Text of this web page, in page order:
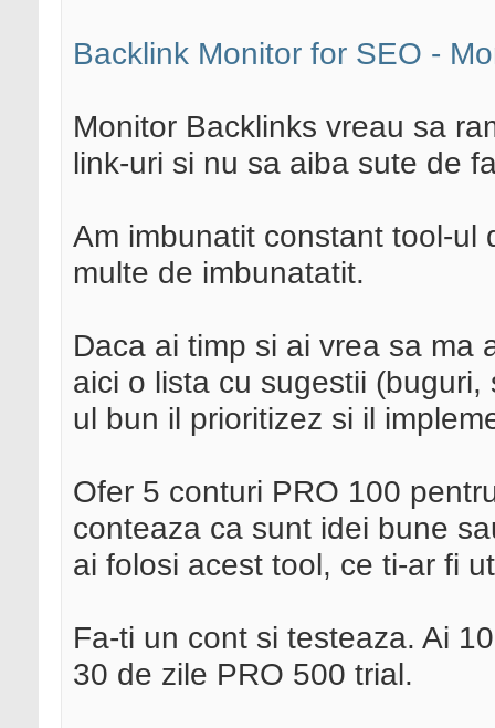
Backlink Monitor for SEO -
Monitor Backlinks vreau sa
link-uri si nu sa aiba sute de
Am imbunatit constant tool-ul
multe de imbunatatit.
Daca ai timp si ai vrea sa ma
aici o lista cu sugestii
ul bun il prioritizez si il
Ofer 5 conturi PRO 100
conteaza ca sunt idei bune
ai folosi acest tool, ce ti-ar fi
Fa-ti un cont si testeaza. Ai
30 de zile PRO 500 trial.